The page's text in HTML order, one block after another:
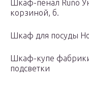
Шкаф-пенал Runo
корзиной, б.
Шкаф для посуды
Шкаф-купе
подсветки